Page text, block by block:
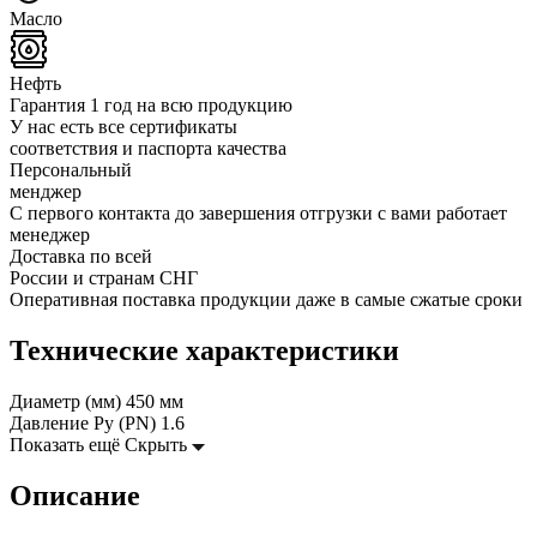
Масло
Нефть
Гарантия 1 год на всю продукцию
У нас есть все сертификаты
соответствия и паспорта качества
Персональный
менджер
С первого контакта до завершения отгрузки с вами работает
менеджер
Доставка по всей
России и странам СНГ
Оперативная поставка продукции даже в самые сжатые сроки
Технические характеристики
Диаметр (мм) 450 мм
Давление Ру (PN) 1.6
Показать ещё Скрыть
Описание